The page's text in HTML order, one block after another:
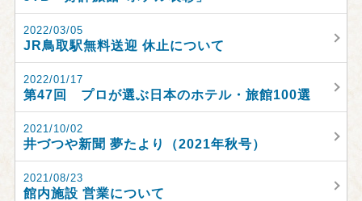
2022/03/05
JR鳥取駅無料送迎 休止について
2022/01/17
第47回 プロが選ぶ日本のホテル・旅館100選
2021/10/02
井づつや新聞 夢たより（2021年秋号）
2021/08/23
館内施設 営業について